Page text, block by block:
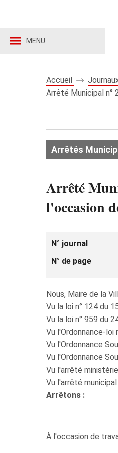
MENU
Accueil
Arrêté Municipal n°
Arrêtés
Arrêté
l'occasion
N° journal
N° de page
Nous, Maire de la
Vu la loi n° 124 du
Vu la loi n° 959 du
Vu l'Ordonnance-loi
Vu l'Ordonnance
Vu l'Ordonnance
Vu l'arrêté
Vu l'arrêté
Arrêtons :
À l'occasion de